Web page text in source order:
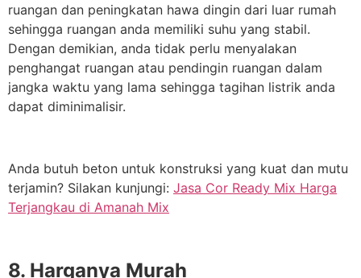
ruangan dan peningkatan hawa dingin dari luar rumah
sehingga ruangan anda memiliki suhu yang stabil.
Dengan demikian, anda tidak perlu menyalakan
penghangat ruangan atau pendingin ruangan dalam
jangka waktu yang lama sehingga tagihan listrik anda
dapat diminimalisir.
Anda butuh beton untuk konstruksi yang kuat dan mutu
terjamin? Silakan kunjungi: Jasa Cor Ready Mix Harga
Terjangkau di Amanah Mix
8. Harganya Murah